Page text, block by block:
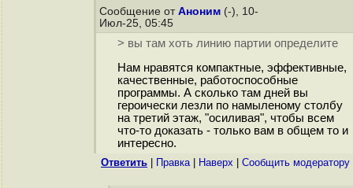
Сообщение от Аноним (-), 10-
Июл-25, 05:45
> вы там хоть линию партии определите
Нам нравятся компактные, эффективные,
качественные, работоспособные
программы. А сколько там дней вы
героически лезли по намыленому столбу
на третий этаж, "осиливая", чтобы всем
что-то доказать - только вам в общем то и
интересно.
Ответить Правка| Наверх Cообщить модератору